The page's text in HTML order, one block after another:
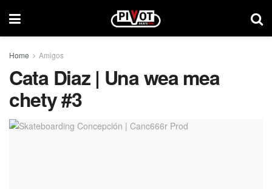
Home Amigos
Cata Diaz | Una wea mea
chety #3